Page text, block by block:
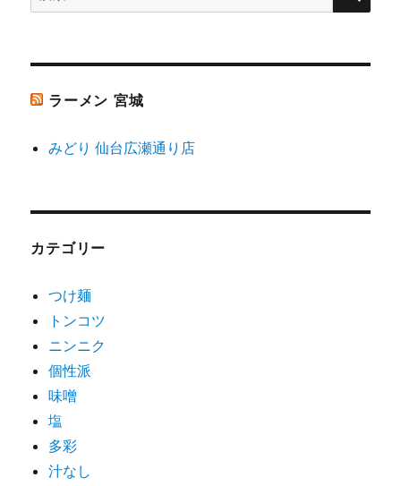
索:
ラーメン 宮城
みどり 仙台広瀬通り店
カテゴリー
つけ麺
トンコツ
ニンニク
個性派
味噌
塩
多彩
汁なし